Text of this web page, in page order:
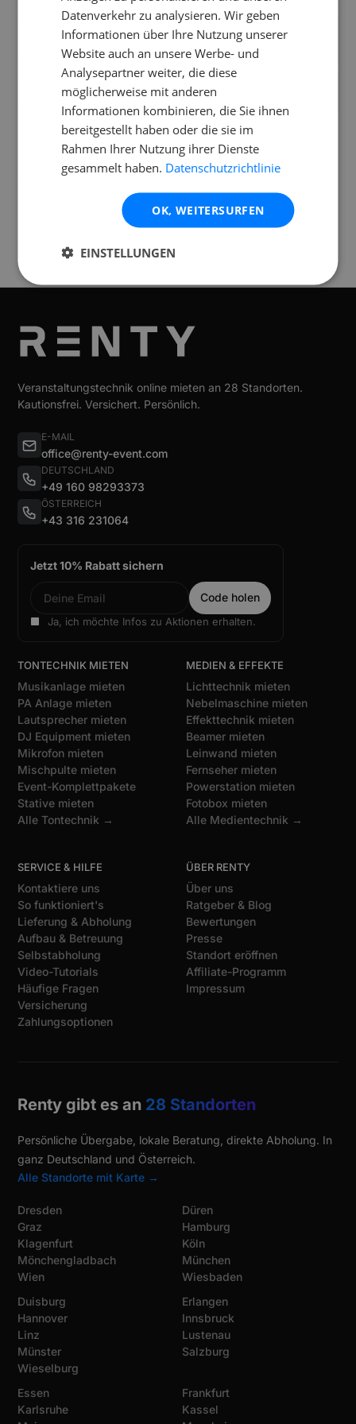
Wie viele Boxen brauche ich für mein
Event?
Ist der Yamaha DXR12 mkII wetterfest?
Standorte
Verfügbar an folgendenStandorten
Veranstaltungstechnik online mieten an 28 Standorten.
Kautionsfrei. Versichert. Persönlich.
E-MAIL
office@renty-event.com
DEUTSCHLAND
+49 160 98293373
ÖSTERREICH
+43 316 231064
Jetzt 10% Rabatt sichern
Ja, ich möchte Infos zu Aktionen erhalten.
TONTECHNIK MIETEN
Musikanlage mieten
PA Anlage mieten
Lautsprecher mieten
DJ Equipment mieten
Mikrofon mieten
Mischpulte mieten
Event-Komplettpakete
Stative mieten
Alle Tontechnik →
MEDIEN & EFFEKTE
Lichttechnik mieten
Nebelmaschine mieten
Effekttechnik mieten
Beamer mieten
Leinwand mieten
Fernseher mieten
Powerstation mieten
Fotobox mieten
Alle Medientechnik →
SERVICE & HILFE
Kontaktiere uns
So funktioniert's
Lieferung & Abholung
Aufbau & Betreuung
Selbstabholung
Video-Tutorials
Häufige Fragen
Versicherung
Zahlungsoptionen
ÜBER RENTY
Über uns
Ratgeber & Blog
Bewertungen
Presse
Standort eröffnen
Affiliate-Programm
Impressum
Renty gibt es an 28 Standorten
Persönliche Übergabe, lokale Beratung, direkte Abholung. In
ganz Deutschland und Österreich.
Alle Standorte mit Karte →
Dresden
Graz
Klagenfurt
Mönchengladbach
Wien
Düren
Hamburg
Köln
München
Wiesbaden
Duisburg
Hannover
Linz
Münster
Wieselburg
Erlangen
Innsbruck
Lustenau
Salzburg
Essen
Karlsruhe
Frankfurt
Kassel
Datenverkehr zu analysieren. Wir geben
Informationen über Ihre Nutzung unserer
Website auch an unsere Werbe- und
Analysepartner weiter, die diese
möglicherweise mit anderen
Informationen kombinieren, die Sie ihnen
bereitgestellt haben oder die sie im
Rahmen Ihrer Nutzung ihrer Dienste
gesammelt haben. Datenschutzrichtlinie
OK, WEITERSURFEN
EINSTELLUNGEN